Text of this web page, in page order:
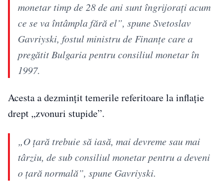
monetar timp de 28 de ani sunt îngrijoraţi acum
ce se va întâmpla fără el”, spune Svetoslav
Gavriyski, fostul ministru de Finanţe care a
pregătit Bulgaria pentru consiliul monetar în
1997.
Acesta a dezminţit temerile referitoare la inflaţie
drept „zvonuri stupide”.
„O ţară trebuie să iasă, mai devreme sau mai
târziu, de sub consiliul monetar pentru a deveni
o ţară normală”, spune Gavriyski.